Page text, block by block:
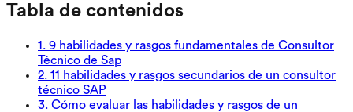
Tabla de contenidos
1 . 9 habilidades y rasgos fundamentales de Consultor
Técnico de Sap
2. 11 habilidades y rasgos secundarios de un consultor
técnico SAP
3. Cómo evaluar las habilidades y rasgos de un